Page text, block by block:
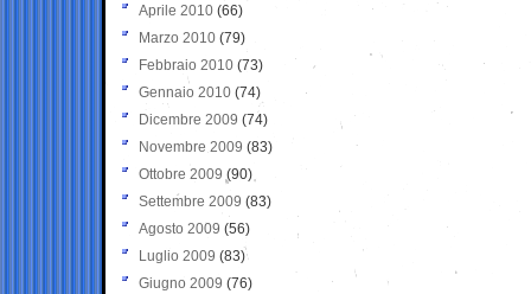
Aprile 2010 (66)
Marzo 2010 (79)
Febbraio 2010 (73)
Gennaio 2010 (74)
Dicembre 2009 (74)
Novembre 2009 (83)
Ottobre 2009 (90)
Settembre 2009 (83)
Agosto 2009 (56)
Luglio 2009 (83)
Giugno 2009 (76)